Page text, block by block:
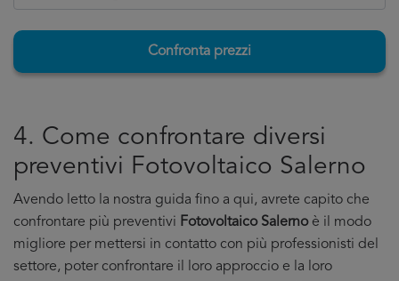
Confronta prezzi
4. Come confrontare diversi
preventivi Fotovoltaico Salerno
Avendo letto la nostra guida fino a qui, avrete capito che
confrontare più preventivi Fotovoltaico Salernoè il modo
migliore per mettersi in contatto con più professionisti del
settore, poter confrontare il loro approccio e la loro